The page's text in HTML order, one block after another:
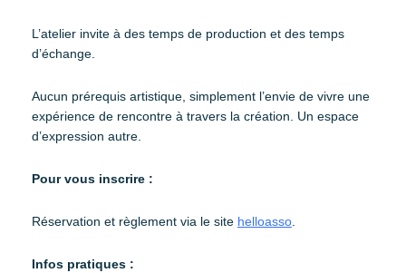
L’atelier invite à des temps de production et des temps
d’échange.
Aucun prérequis artistique, simplement l’envie de vivre une
expérience de rencontre à travers la création. Un espace
d’expression autre.
Pour vous inscrire :
Réservation et règlement via le site helloasso.
Infos pratiques :